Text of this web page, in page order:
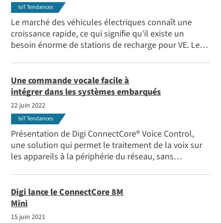
IoT Tendances
Le marché des véhicules électriques connaît une
croissance rapide, ce qui signifie qu'il existe un
besoin énorme de stations de recharge pour VE. Les
pour créer des conceptions de stations de recharge
pour VE répondant à ce besoin. Pour en savoir plus,
consultez notre blog.
Une commande vocale facile à
intégrer dans les systèmes embarqués
22 juin 2022
IoT Tendances
Présentation de Digi ConnectCore® Voice Control,
une solution qui permet le traitement de la voix sur
les appareils à la périphérie du réseau, sans
confidentialité des données, tout en offrant des
temps de réponse plus rapides qu'avec le traitement
de la voix dans le nuage.
Digi lance le ConnectCore 8M
Mini
15 juin 2021